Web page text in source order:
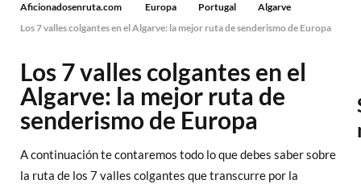
Aficionadosenruta.com Europa Portugal
Algarve
Los 7 valles colgantes en el Algarve: la mejor ruta de senderismo de Europa
Los 7 valles colgantes en el
Algarve: la mejor ruta de
senderismo de Europa
A continuación te contaremos todo lo que debes saber sobre
la ruta de los 7 valles colgantes que transcurre por la